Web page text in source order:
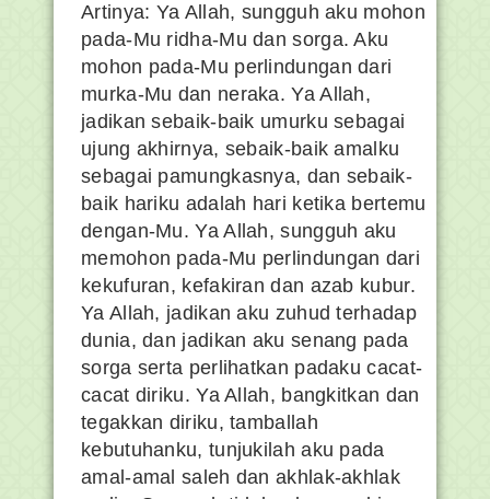
Artinya: Ya Allah, sungguh aku mohon
pada-Mu ridha-Mu dan sorga. Aku
mohon pada-Mu perlindungan dari
murka-Mu dan neraka. Ya Allah,
jadikan sebaik-baik umurku sebagai
ujung akhirnya, sebaik-baik amalku
sebagai pamungkasnya, dan sebaik-
baik hariku adalah hari ketika bertemu
dengan-Mu. Ya Allah, sungguh aku
memohon pada-Mu perlindungan dari
kekufuran, kefakiran dan azab kubur.
Ya Allah, jadikan aku zuhud terhadap
dunia, dan jadikan aku senang pada
sorga serta perlihatkan padaku cacat-
cacat diriku. Ya Allah, bangkitkan dan
tegakkan diriku, tamballah
kebutuhanku, tunjukilah aku pada
amal-amal saleh dan akhlak-akhlak